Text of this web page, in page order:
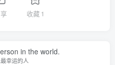
收藏 1
in the world.
幸运的人